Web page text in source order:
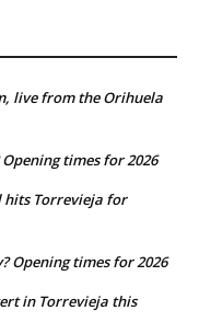
live from the Orihuela
times for 2026
hits Torrevieja for
Opening times for 2026
in Torrevieja this